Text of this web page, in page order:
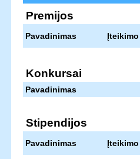
Premijos
Pavadinimas
Konkursai
Pavadinimas
Stipendijos
Pavadinimas